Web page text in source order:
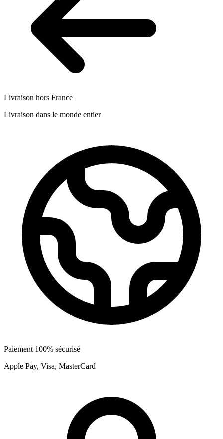
Livraison hors France
Livraison dans le monde entier
Paiement 100% sécurisé
Apple Pay, Visa, MasterCard